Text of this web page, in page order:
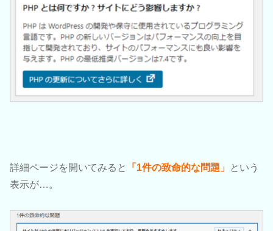
詳細ページを開いてみると 「1件の致命的な問題」
という
表示が…。